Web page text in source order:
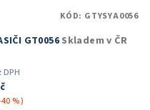
GT0056 Skladem v ČR
DPH
%)
KÓD: GTYSYA0056